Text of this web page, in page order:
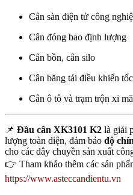
Cân sàn điện tử công
Cân đóng bao định lượng
Cân bồn, cân silo
Cân băng tải điều khiển
Cân ô tô và trạm trộn xi
📌 Đầu cân XK3101 K2 là giải
lượng toàn diện, đảm bảo độ
cho các dây chuyền sản xuất
👉 Tham khảo thêm các sản
https://www.asteccandientu.vn